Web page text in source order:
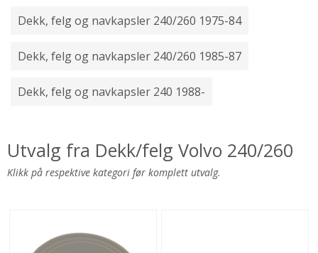
Dekk, felg og navkapsler 240/260 1975-84
Dekk, felg og navkapsler 240/260 1985-87
Dekk, felg og navkapsler 240 1988-
Utvalg fra Dekk/felg Volvo 240/260
Klikk på respektive kategori før komplett utvalg.